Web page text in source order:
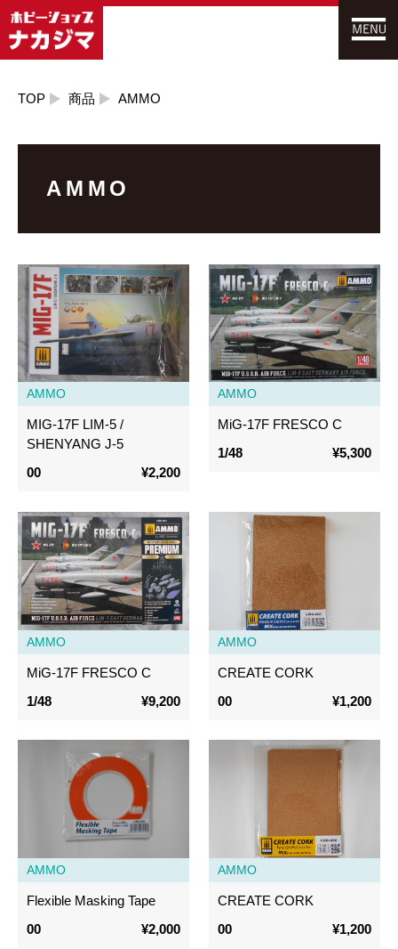
TOP 商品 AMMO
AMMO
AMMO
MIG-17F LIM-5 /
SHENYANG J-5
00
¥2,200
AMMO
MiG-17F FRESCO C
1/48
¥5,300
AMMO
MiG-17F FRESCO C
1/48
¥9,200
AMMO
CREATE CORK
00
¥1,200
AMMO
Flexible Masking Tape
00
¥2,000
AMMO
CREATE CORK
00
¥1,200